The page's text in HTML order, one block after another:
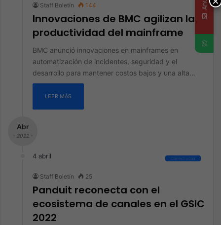
Staff Boletín 144
Innovaciones de BMC agilizan la
productividad del mainframe
BMC anunció innovaciones en mainframes en
automatización de incidentes, seguridad y el
desarrollo para mantener costos bajos y una alta…
LEER MÁS
Abr
- 2022 -
4 abril Conectividad
Staff Boletín 25
Panduit reconecta con el
ecosistema de canales en el GSIC
2022